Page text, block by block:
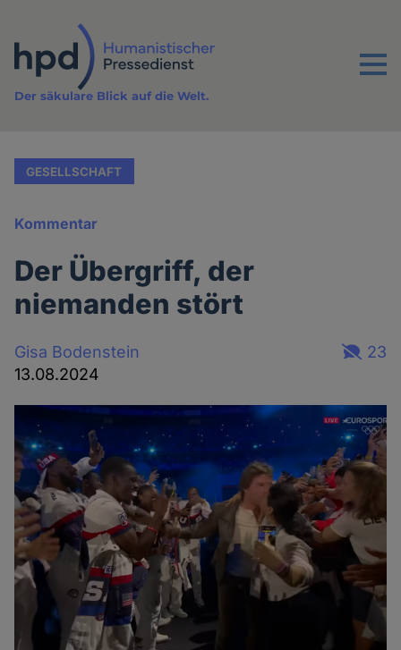
Inhalt
Menu
Der säkulare Blick auf die Welt.
GESELLSCHAFT
Kommentar
Der Übergriff, der
niemanden stört
Gisa Bodenstein
13.08.2024
23